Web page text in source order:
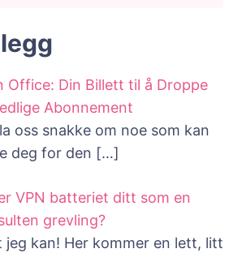
Office: Din Billett til å Droppe
Abonnement
oss snakke om noe som kan
deg for den […]
VPN batteriet ditt som en
grevling?
jeg kan! Her kommer en lett, litt